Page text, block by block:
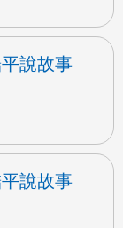
說故事
說故事